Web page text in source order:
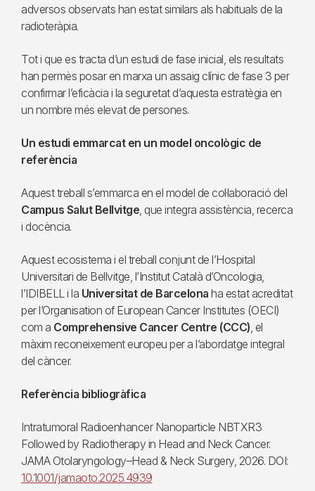
adversos observats han estat similars als habituals de la
radioteràpia.
Tot i que es tracta d’un estudi de fase inicial, els resultats
han permès posar en marxa un assaig clínic de fase 3 per
confirmar l’eficàcia i la seguretat d’aquesta estratègia en
un nombre més elevat de persones.
Un estudi emmarcat en un model oncològic de
referència
Aquest treball s’emmarca en el model de col·laboració del
Campus Salut Bellvitge, que integra assistència, recerca
i docència.
Aquest ecosistema i el treball conjunt de l’Hospital
Universitari de Bellvitge, l’Institut Català d’Oncologia,
l’IDIBELL i la Universitat de Barcelona ha estat acreditat
per l’Organisation of European Cancer Institutes (OECI)
com a Comprehensive Cancer Centre (CCC), el
màxim reconeixement europeu per a l’abordatge integral
del càncer.
Referència bibliogràfica
Intratumoral Radioenhancer Nanoparticle NBTXR3
Followed by Radiotherapy in Head and Neck Cancer.
JAMA Otolaryngology–Head & Neck Surgery, 2026. DOI:
10.1001/jamaoto.2025.4939